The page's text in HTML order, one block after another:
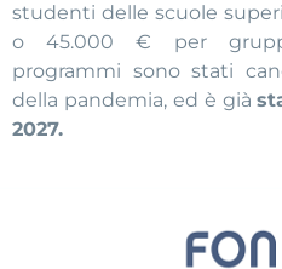
studenti delle scuole
o 45.000 € per
programmi sono stati
della pandemia, ed è già
2027.